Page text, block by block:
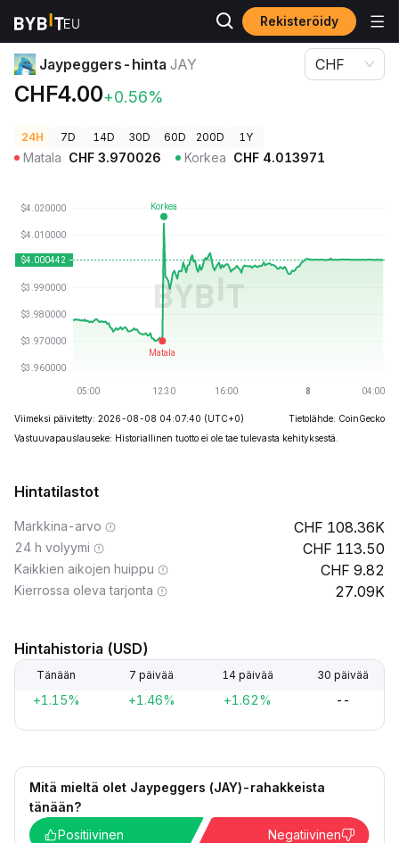
Rekisteröidy
Kryptohinnat
Jaypeggers-hinta JAY
CHF4.00+0.56%
CHF
24H 7D 14D 30D 60D 200D 1Y
Matala CHF 3.970026 Korkea CHF 4.013971
Viimeksi päivitetty: 2026-08-08 04:07:40 (UTC+0)
Tietolähde: CoinGecko
Vastuuvapauslauseke: Historiallinen tuotto ei ole tae tulevasta kehityksestä.
Hintatilastot
Markkina-arvo 108.36K
24 h volyymi 113.50
Kaikkien aikojen huippu 9.82
Kierrossa oleva tarjonta 27.09K
Hintahistoria (USD)
Tänään 7 päivää 14 päivää 30 päivää
+1.15% +1.46% +1.62% --
Mitä mieltä olet Jaypeggers (JAY)-rahakkeista
tänään?
Positiivinen
Negatiivinen